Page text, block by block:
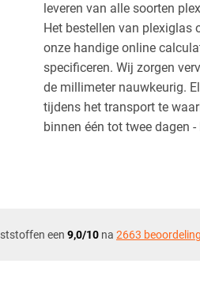
leveren van alle soorten
Het bestellen van plexiglas
onze handige online
specificeren. Wij zorgen
de millimeter nauwkeurig.
tijdens het transport te
binnen één tot twee dagen
een 9,0/10 na 2663